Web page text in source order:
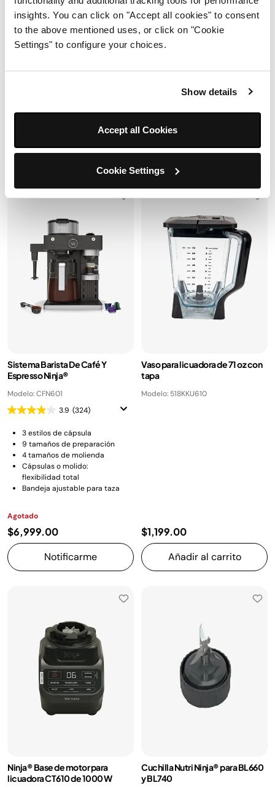
insights. You can click on "Accept all cookies" to consent
to the above mentioned uses, or click on "Cookie
Settings" to configure your choices.
Show details
Accept all Cookies
Cookie Settings
adicionales con el cupón
FLASH2000
¡Flash Sale!Ahorra $2,000
Precio reducido de
$5,999.00a
Añadir al carrito
Agotado
$4,599.00
Notificarme
Sistema Barista De Café Y
Espresso Ninja®
Modelo: CFN601
3.9 (324)
3 estilos de cápsula
9 tamaños de preparación
4 tamaños de molienda
Cápsulas o molido:
flexibilidad total
Bandeja ajustable para taza
Agotado
$6,999.00
Notificarme
Vaso para licuadora de 71 oz con
tapa
Modelo: 518KKU610
$1,199.00
Añadir al carrito
Ninja® Base de motor para
licuadora CT610 de 1000 W
Cuchilla Nutri Ninja® para BL660
y BL740